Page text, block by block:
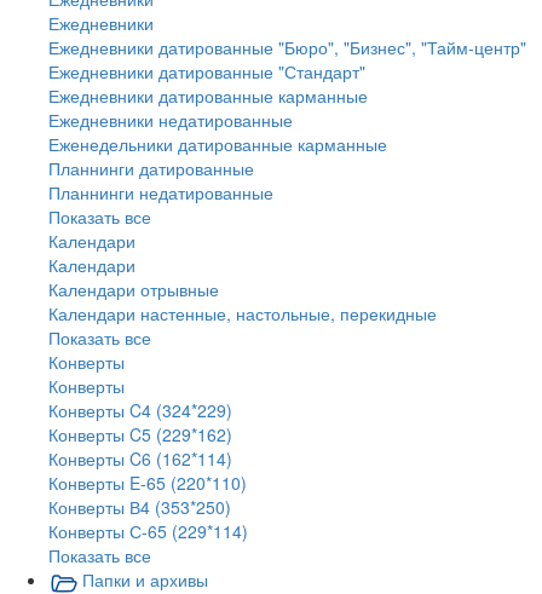
Ежедневники
Ежедневники датированные "Бюро", "Бизнес", "Тайм-центр"
Ежедневники датированные "Стандарт"
Ежедневники датированные карманные
Ежедневники недатированные
Еженедельники датированные карманные
Планнинги датированные
Планнинги недатированные
Показать все
Календари
Календари
Календари отрывные
Календари настенные, настольные, перекидные
Показать все
Конверты
Конверты
Конверты C4 (324*229)
Конверты C5 (229*162)
Конверты C6 (162*114)
Конверты E-65 (220*110)
Конверты В4 (353*250)
Конверты С-65 (229*114)
Показать все
Папки и архивы